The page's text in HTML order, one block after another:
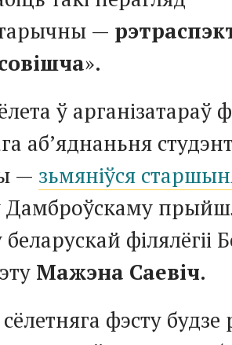
—
».
ў арганізатараў
аб’яднаньня
— зьмяніўся
Дамброўскаму
беларускай філялёгіі
Мажэна Саевіч.
фэсту будзе